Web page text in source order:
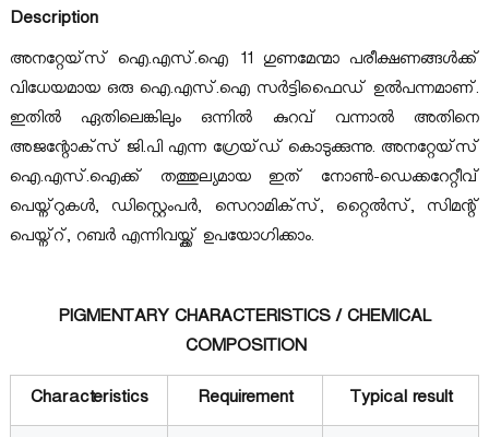
Description
അനറ്റേയ്‌സ് ഐ.എസ്.ഐ 11 ഗുണമേന്മാ പരീക്ഷണങ്ങള്‍ക്ക്
വിധേയമായ ഒരു ഐ.എസ്.ഐ സര്‍ട്ടിഫൈഡ് ഉല്‍പന്നമാണ്.
ഇതില്‍ ഏതിലെങ്കിലും ഒന്നില്‍ കുറവ് വന്നാല്‍ അതിനെ
അജന്റോക്‌സ് ജി.പി എന്ന ഗ്രേയ്ഡ് കൊടുക്കുന്നു. അനറ്റേയ്‌സ്
ഐ.എസ്.ഐക്ക് തത്തുല്യമായ ഇത് നോണ്‍-ഡെക്കറേറ്റീവ്
പെയ്ന്റുകള്‍, ഡിസ്റ്റെംപര്‍, സെറാമിക്‌സ്, റ്റൈല്‍സ്, സിമന്റ്
പെയ്ന്റ്, റബര്‍ എന്നിവയ്ക്ക് ഉപയോഗിക്കാം.
PIGMENTARY CHARACTERISTICS / CHEMICAL
COMPOSITION
Characteristics Requirement
Typical result